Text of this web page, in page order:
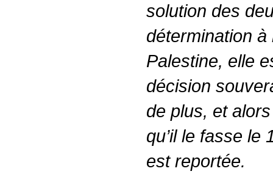
solution des
détermination à
Palestine, elle
décision
de plus, et alors
qu’il le fasse le
est reportée.